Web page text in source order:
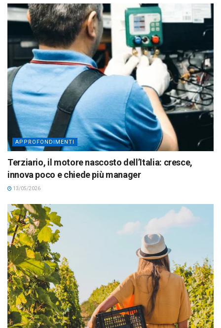
APPROFONDIMENTI
Terziario, il motore nascosto dell’Italia: cresce,
innova poco e chiede più manager
13/05/2026